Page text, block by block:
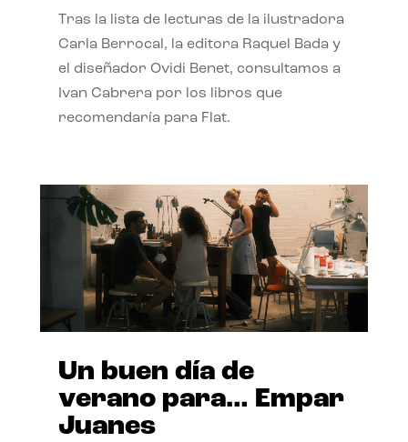
Tras la lista de lecturas de la ilustradora
Carla Berrocal, la editora Raquel Bada y
el diseñador Ovidi Benet, consultamos a
Ivan Cabrera por los libros que
recomendaría para Flat.
Un buen día de
verano para… Empar
Juanes